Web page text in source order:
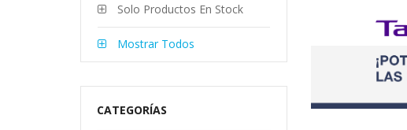
Solo Productos En Stock
Mostrar Todos
CATEGORÍAS